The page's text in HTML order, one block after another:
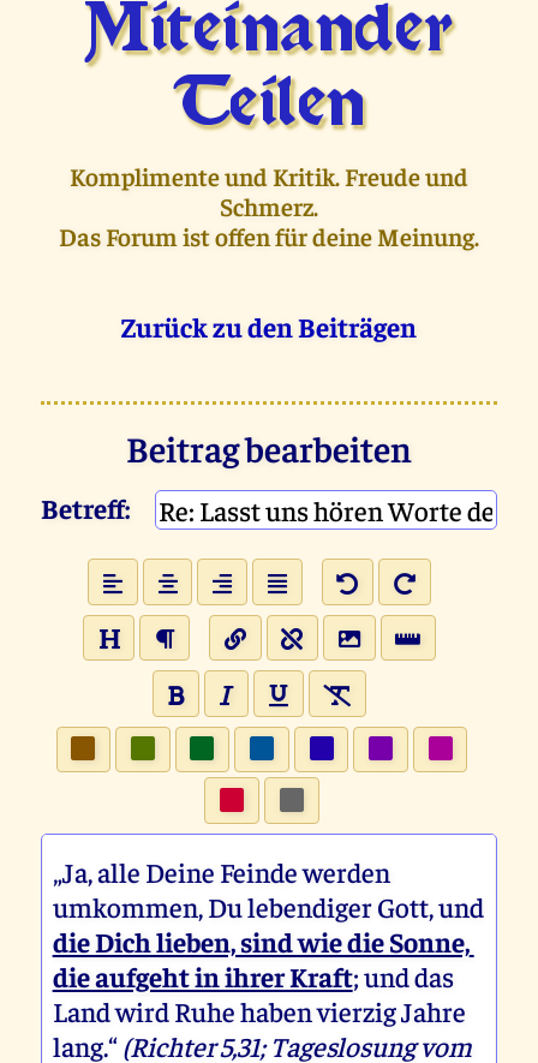
Miteinander
Teilen
Komplimente und Kritik. Freude und
Schmerz.
Das Forum ist offen für deine Meinung.
Zurück zu den Beiträgen
Beitrag bearbeiten
Betreff:
„Ja, alle Deine Feinde werden
die Dich lieben, sind wie die Sonne,
die aufgeht in ihrer Kraft; und das
Land wird Ruhe haben vierzig Jahre
lang.“(Richter 5,31; Tageslosung vom